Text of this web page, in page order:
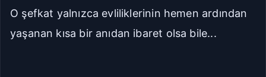
O şefkat yalnızca evliliklerinin hemen ardından
yaşanan kısa bir anıdan ibaret olsa bile...